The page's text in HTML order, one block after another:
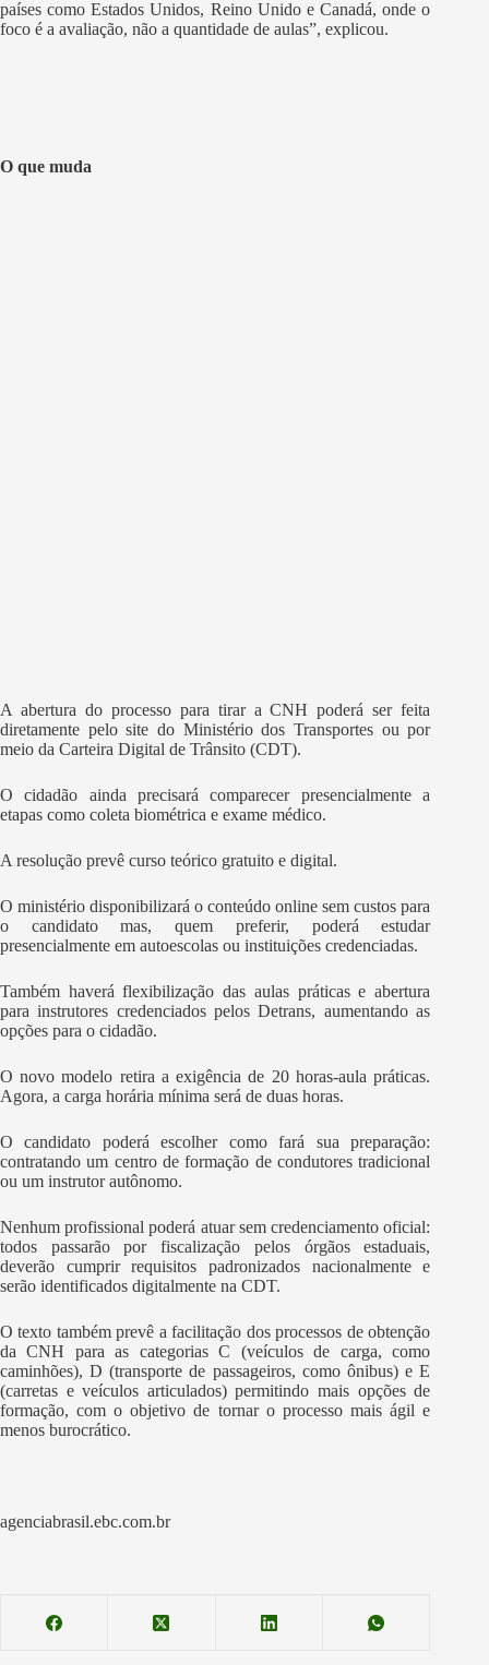
países como Estados Unidos, Reino Unido e Canadá, onde o
foco é a avaliação, não a quantidade de aulas”, explicou.
O que muda
A abertura do processo para tirar a CNH poderá ser feita
diretamente pelo site do Ministério dos Transportes ou por
meio da Carteira Digital de Trânsito (CDT).
O cidadão ainda precisará comparecer presencialmente a
etapas como coleta biométrica e exame médico.
A resolução prevê curso teórico gratuito e digital.
O ministério disponibilizará o conteúdo online sem custos para
o candidato mas, quem preferir, poderá estudar
presencialmente em autoescolas ou instituições credenciadas.
Também haverá flexibilização das aulas práticas e abertura
para instrutores credenciados pelos Detrans, aumentando as
opções para o cidadão.
O novo modelo retira a exigência de 20 horas-aula práticas.
Agora, a carga horária mínima será de duas horas.
O candidato poderá escolher como fará sua preparação:
contratando um centro de formação de condutores tradicional
ou um instrutor autônomo.
Nenhum profissional poderá atuar sem credenciamento oficial:
todos passarão por fiscalização pelos órgãos estaduais,
deverão cumprir requisitos padronizados nacionalmente e
serão identificados digitalmente na CDT.
O texto também prevê a facilitação dos processos de obtenção
da CNH para as categorias C (veículos de carga, como
caminhões), D (transporte de passageiros, como ônibus) e E
(carretas e veículos articulados) permitindo mais opções de
formação, com o objetivo de tornar o processo mais ágil e
menos burocrático.
agenciabrasil.ebc.com.br